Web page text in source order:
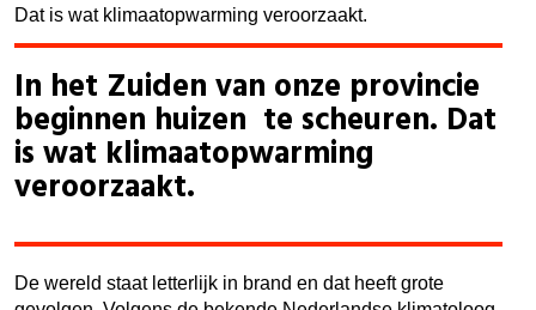
Dat is wat klimaatopwarming veroorzaakt.
In het Zuiden van onze provincie
beginnen huizen te scheuren. Dat
is wat klimaatopwarming
veroorzaakt.
De wereld staat letterlijk in brand en dat heeft grote